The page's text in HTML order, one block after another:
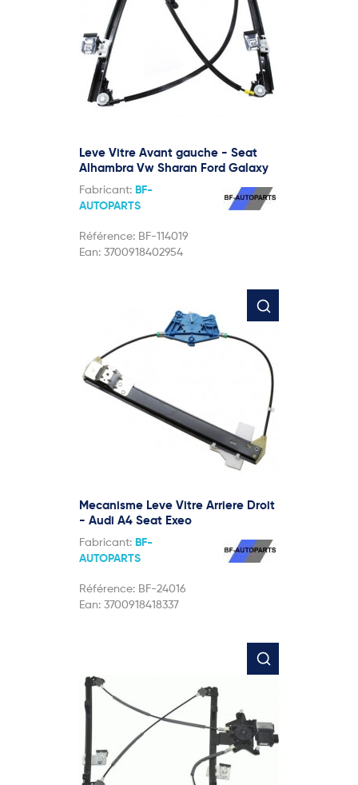
Leve Vitre Avant gauche - Seat
Alhambra Vw Sharan Ford Galaxy
Fabricant: BF-
AUTOPARTS
Référence: BF-114019
Ean: 3700918402954
Mecanisme Leve Vitre Arriere Droit
- Audi A4 Seat Exeo
Fabricant: BF-
AUTOPARTS
Référence: BF-24016
Ean: 3700918418337